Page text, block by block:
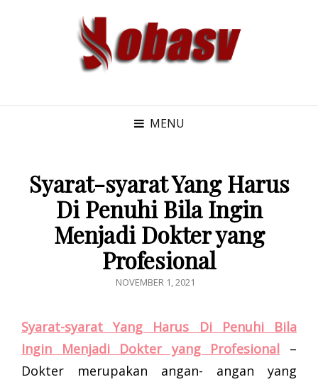
MENU
Syarat-syarat Yang Harus
Di Penuhi Bila Ingin
Menjadi Dokter yang
Profesional
POSTED
NOVEMBER 1, 2021
Syarat-syarat Yang Harus Di Penuhi Bila
Ingin Menjadi Dokter yang Profesional –
Dokter merupakan angan- angan yang